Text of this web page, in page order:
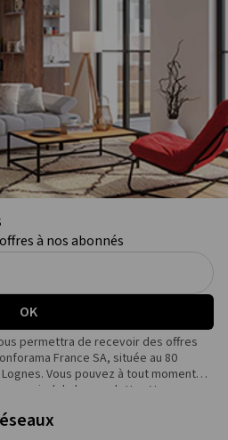
à nos abonnés
OK
permettra de recevoir des offres
France SA, située au 80
Vous pouvez à tout moment
en pied de la newsletter. Vous
vos données personnelles. Vous